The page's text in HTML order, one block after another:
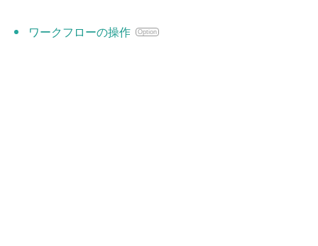
ワークフローの操作 Option